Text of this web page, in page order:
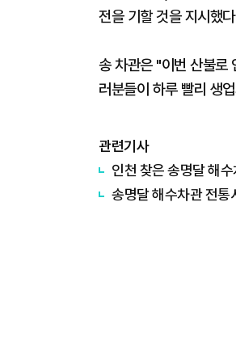
전을 기할 것을 지시했
송 차관은 "이번 산불로
러분들이 하루 빨리 생
관련기사
인천 찾은 송명달 해
송명달 해수차관 전통